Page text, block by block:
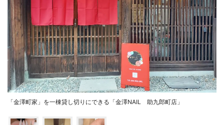
「金澤町家」を一棟貸し切りにできる「金澤NAIL 助九郎町店」